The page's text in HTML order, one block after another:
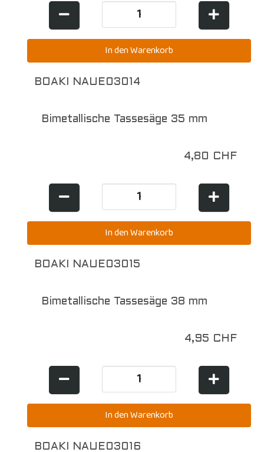
BOAKI NAUE03014
Bimetallische Tassesäge 35 mm
4,80 CHF
BOAKI NAUE03015
Bimetallische Tassesäge 38 mm
4,95 CHF
BOAKI NAUE03016